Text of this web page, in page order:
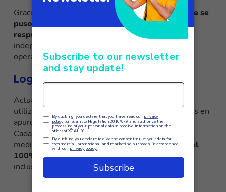
Gracias a este proceso automático, la persona que se
puso en contacto con el servicio recibirá una
respuesta profesional en su propio
independientemente del idioma que hable el
operador.
Logros
Actualmente, el sistema está en producción y lo
utilizan a diario
para ayudar a personas en
apuros o en estado de fragilidad.
Cada agente utiliza el plugin XCALLY durante una
media de 30 minutos al día, conuna cobertura del
100% de las solicitudes multilingües, superando
incluso las expectativas iniciales del cliente.